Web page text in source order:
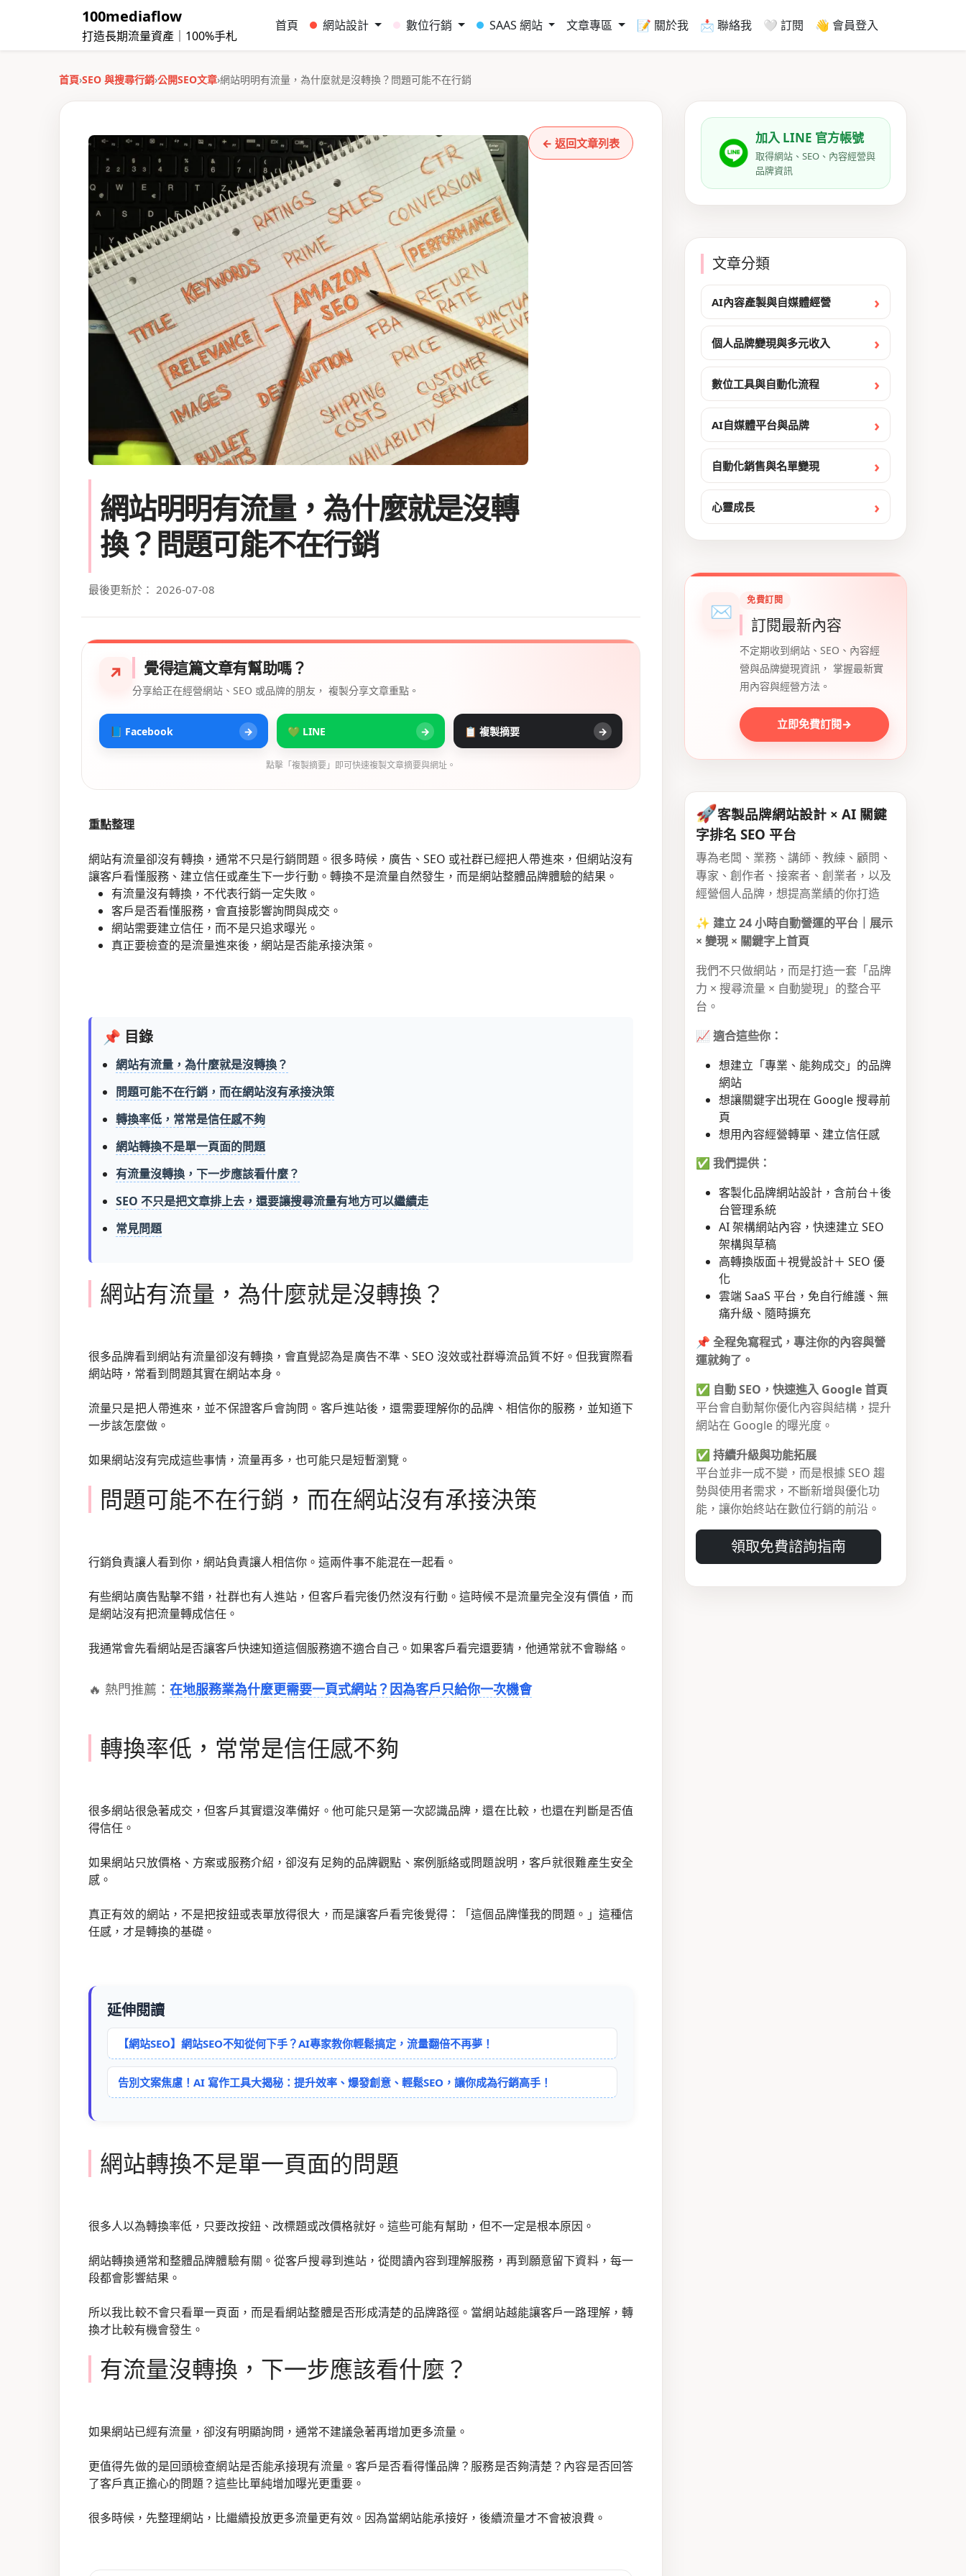
100mediaflow
打造長期流量資產｜100%手札
首頁 網站設計 數位行銷 SAAS 網站 文章專區 📝 關於我 📩 聯絡我 🤍 訂閱 👋 會員登入
首頁›SEO 與搜尋行銷›公開SEO文章›網站明明有流量，為什麼就是沒轉換？問題可能不在行銷
網站明明有流量，為什麼就是沒轉
換？問題可能不在行銷
最後更新於： 2026-07-08
← 返回文章列表
↗ 覺得這篇文章有幫助嗎？
分享給正在經營網站、SEO 或品牌的朋友， 複製分享文章重點。
📘 Facebook → 💚 LINE → 📋 複製摘要 →
點擊「複製摘要」即可快速複製文章摘要與網址。
重點整理
網站有流量卻沒有轉換，通常不只是行銷問題。很多時候，廣告、SEO 或社群已經把人帶進來，但網站沒有
讓客戶看懂服務、建立信任或產生下一步行動。轉換不是流量自然發生，而是網站整體品牌體驗的結果。
有流量沒有轉換，不代表行銷一定失敗。
客戶是否看懂服務，會直接影響詢問與成交。
網站需要建立信任，而不是只追求曝光。
真正要檢查的是流量進來後，網站是否能承接決策。
📌 目錄
網站有流量，為什麼就是沒轉換？
問題可能不在行銷，而在網站沒有承接決策
轉換率低，常常是信任感不夠
網站轉換不是單一頁面的問題
有流量沒轉換，下一步應該看什麼？
SEO 不只是把文章排上去，還要讓搜尋流量有地方可以繼續走
常見問題
網站有流量，為什麼就是沒轉換？
很多品牌看到網站有流量卻沒有轉換，會直覺認為是廣告不準、SEO 沒效或社群導流品質不好。但我實際看
網站時，常看到問題其實在網站本身。
流量只是把人帶進來，並不保證客戶會詢問。客戶進站後，還需要理解你的品牌、相信你的服務，並知道下
一步該怎麼做。
如果網站沒有完成這些事情，流量再多，也可能只是短暫瀏覽。
問題可能不在行銷，而在網站沒有承接決策
行銷負責讓人看到你，網站負責讓人相信你。這兩件事不能混在一起看。
有些網站廣告點擊不錯，社群也有人進站，但客戶看完後仍然沒有行動。這時候不是流量完全沒有價值，而
是網站沒有把流量轉成信任。
我通常會先看網站是否讓客戶快速知道這個服務適不適合自己。如果客戶看完還要猜，他通常就不會聯絡。
🔥 熱門推薦： 在地服務業為什麼更需要一頁式網站？因為客戶只給你一次機會
轉換率低，常常是信任感不夠
很多網站很急著成交，但客戶其實還沒準備好。他可能只是第一次認識品牌，還在比較，也還在判斷是否值
得信任。
如果網站只放價格、方案或服務介紹，卻沒有足夠的品牌觀點、案例脈絡或問題說明，客戶就很難產生安全
感。
真正有效的網站，不是把按鈕或表單放得很大，而是讓客戶看完後覺得：「這個品牌懂我的問題。」這種信
任感，才是轉換的基礎。
延伸閱讀
【網站SEO】網站SEO不知從何下手？AI專家教你輕鬆搞定，流量翻倍不再夢！
告別文案焦慮！AI 寫作工具大揭秘：提升效率、爆發創意、輕鬆SEO，讓你成為行銷高手！
網站轉換不是單一頁面的問題
很多人以為轉換率低，只要改按鈕、改標題或改價格就好。這些可能有幫助，但不一定是根本原因。
網站轉換通常和整體品牌體驗有關。從客戶搜尋到進站，從閱讀內容到理解服務，再到願意留下資料，每一
段都會影響結果。
所以我比較不會只看單一頁面，而是看網站整體是否形成清楚的品牌路徑。當網站越能讓客戶一路理解，轉
換才比較有機會發生。
有流量沒轉換，下一步應該看什麼？
如果網站已經有流量，卻沒有明顯詢問，通常不建議急著再增加更多流量。
更值得先做的是回頭檢查網站是否能承接現有流量。客戶是否看得懂品牌？服務是否夠清楚？內容是否回答
了客戶真正擔心的問題？這些比單純增加曝光更重要。
很多時候，先整理網站，比繼續投放更多流量更有效。因為當網站能承接好，後續流量才不會被浪費。
加入 LINE 官方帳號
取得網站、SEO、內容經營與
品牌資訊
文章分類
AI內容產製與自媒體經營
個人品牌變現與多元收入
數位工具與自動化流程
AI自媒體平台與品牌
自動化銷售與名單變現
心靈成長
✉ 免費訂閱
訂閱最新內容
不定期收到網站、SEO、內容經
營與品牌變現資訊， 掌握最新實
用內容與經營方法。
立即免費訂閱→
🚀客製品牌網站設計 × AI 關鍵
字排名 SEO 平台
專為老闆、業務、講師、教練、顧問、
專家、創作者、接案者、創業者，以及
經營個人品牌，想提高業績的你打造
✨ 建立 24 小時自動營運的平台｜展示
× 變現 × 關鍵字上首頁
我們不只做網站，而是打造一套「品牌
力 × 搜尋流量 × 自動變現」的整合平
台。
📈 適合這些你：
想建立「專業、能夠成交」的品牌
網站
想讓關鍵字出現在 Google 搜尋前
頁
想用內容經營轉單、建立信任感
✅ 我們提供：
客製化品牌網站設計，含前台＋後
台管理系統
AI 架構網站內容，快速建立 SEO
架構與草稿
高轉換版面＋視覺設計＋ SEO 優
化
雲端 SaaS 平台，免自行維護、無
痛升級、隨時擴充
📌 全程免寫程式，專注你的內容與營
運就夠了。
✅ 自動 SEO，快速進入 Google 首頁
平台會自動幫你優化內容與結構，提升
網站在 Google 的曝光度。
✅ 持續升級與功能拓展
平台並非一成不變，而是根據 SEO 趨
勢與使用者需求，不斷新增與優化功
能，讓你始終站在數位行銷的前沿。
領取免費諮詢指南